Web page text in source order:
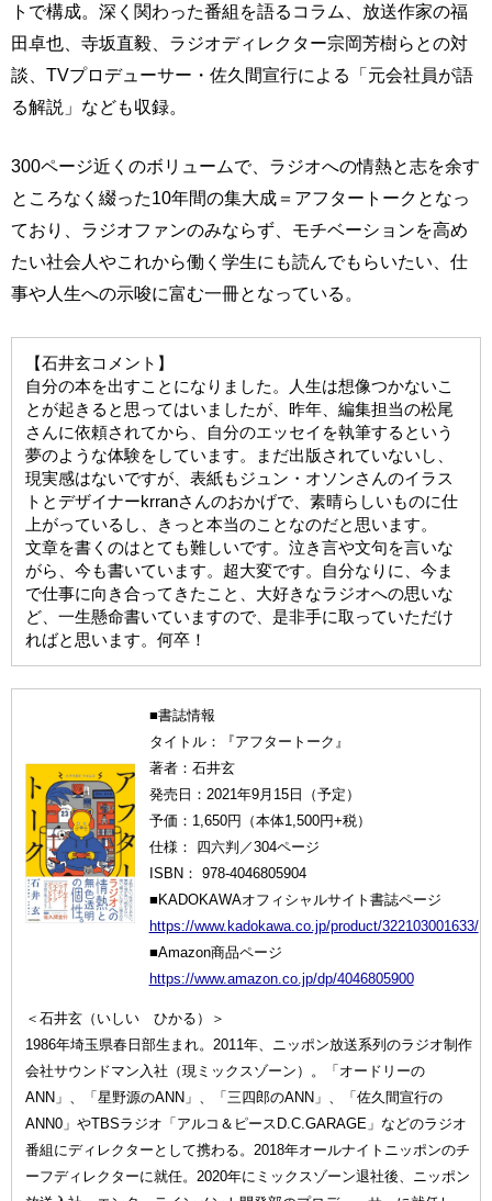
トで構成。深く関わった番組を語るコラム、放送作家の福
田卓也、寺坂直毅、ラジオディレクター宗岡芳樹らとの対
談、TVプロデューサー・佐久間宣行による「元会社員が語
る解説」なども収録。
300ページ近くのボリュームで、ラジオへの情熱と志を余す
ところなく綴った10年間の集大成＝アフタートークとなっ
ており、ラジオファンのみならず、モチベーションを高め
たい社会人やこれから働く学生にも読んでもらいたい、仕
事や人生への示唆に富む一冊となっている。
【石井玄コメント】
自分の本を出すことになりました。人生は想像つかないこ
とが起きると思ってはいましたが、昨年、編集担当の松尾
さんに依頼されてから、自分のエッセイを執筆するという
夢のような体験をしています。まだ出版されていないし、
現実感はないですが、表紙もジュン・オソンさんのイラス
トとデザイナーkrranさんのおかげで、素晴らしいものに仕
上がっているし、きっと本当のことなのだと思います。
文章を書くのはとても難しいです。泣き言や文句を言いな
がら、今も書いています。超大変です。自分なりに、今ま
で仕事に向き合ってきたこと、大好きなラジオへの思いな
ど、一生懸命書いていますので、是非手に取っていただけ
ればと思います。何卒！
■書誌情報
タイトル：『アフタートーク』
著者：石井玄
発売日：2021年9月15日（予定）
予価：1,650円（本体1,500円+税）
仕様： 四六判／304ページ
ISBN： 978-4046805904
■KADOKAWAオフィシャルサイト書誌ページ
https://www.kadokawa.co.jp/product/322103001633/
■Amazon商品ページ
https://www.amazon.co.jp/dp/4046805900
＜石井玄（いしい ひかる）＞
1986年埼玉県春日部生まれ。2011年、ニッポン放送系列のラジオ制作
会社サウンドマン入社（現ミックスゾーン）。「オードリーの
ANN」、「星野源のANN」、「三四郎のANN」、「佐久間宣行の
ANN0」やTBSラジオ「アルコ＆ピースD.C.GARAGE」などのラジオ
番組にディレクターとして携わる。2018年オールナイトニッポンのチ
ーフディレクターに就任。2020年にミックスゾーン退社後、ニッポン